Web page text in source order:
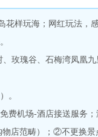
样玩海；网红玩法，
玫瑰谷、石梅湾凤凰
。
机场-酒店接送服务；
店范畴）；②不更换景